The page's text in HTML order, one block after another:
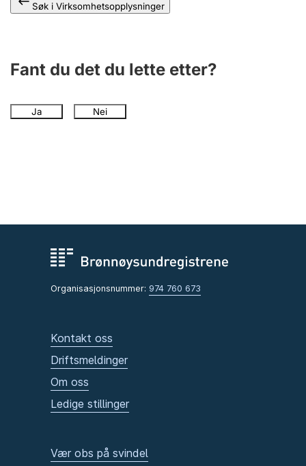
Søk i Virksomhetsopplysninger
Fant du det du lette etter?
Ja Nei
Organisasjonsnummer: 974 760 673
Kontakt oss
Driftsmeldinger
Om oss
Ledige stillinger
Vær obs på svindel